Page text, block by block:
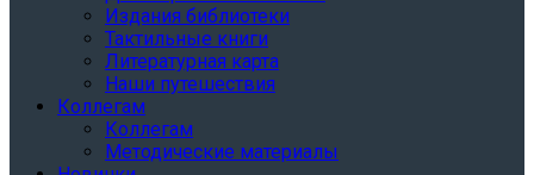
Издания библиотеки
Тактильные книги
Литературная карта
Наши путешествия
Коллегам
Коллегам
Методические материалы